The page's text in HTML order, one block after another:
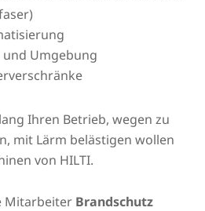
Umgebung
Ihren Betrieb, wegen zu
mit Lärm belästigen wollen
von HILTI.
Mitarbeiter Brandschutz